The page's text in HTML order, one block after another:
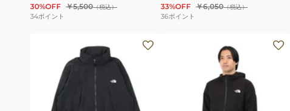
30%OFF ￥5,500（税込）
34ポイント
33%OFF ￥6,050（税込）
36ポイント